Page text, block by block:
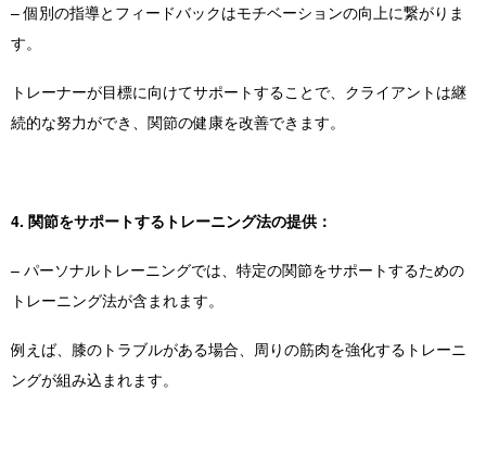
– 個別の指導とフィードバックはモチベーションの向上に繋がりま
す。
トレーナーが目標に向けてサポートすることで、クライアントは継
続的な努力ができ、関節の健康を改善できます。
4. 関節をサポートするトレーニング法の提供：
– パーソナルトレーニングでは、特定の関節をサポートするための
トレーニング法が含まれます。
例えば、膝のトラブルがある場合、周りの筋肉を強化するトレーニ
ングが組み込まれます。